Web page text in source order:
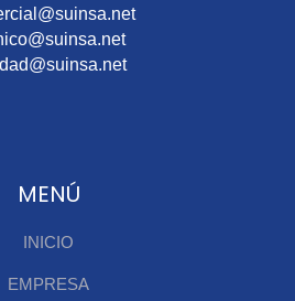
MENÚ
INICIO
EMPRESA